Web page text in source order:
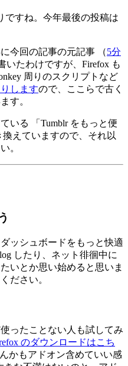
ですね。今年最後の投稿は
今回の記事の元記事 （5分
いたわけですが、Firefox も
周りのスクリプトなど
しますので、ここらで古く
す。
いる 「Tumblr をもっと便
えていますので、それ以
。
ッシュボードをもっと快適
したり、ネット徘徊中に
いとか思い始めると思いま
ださい。
ったことない人も試してみ
のダウンロードはこち
かもアドオン含めていい感